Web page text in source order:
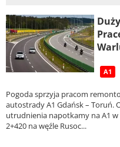
A1
Pogoda sprzyja pracom
autostrady A1 Gdańsk – Toruń.
utrudnienia napotkamy na A1 w
2+420 na węźle Rusoc...